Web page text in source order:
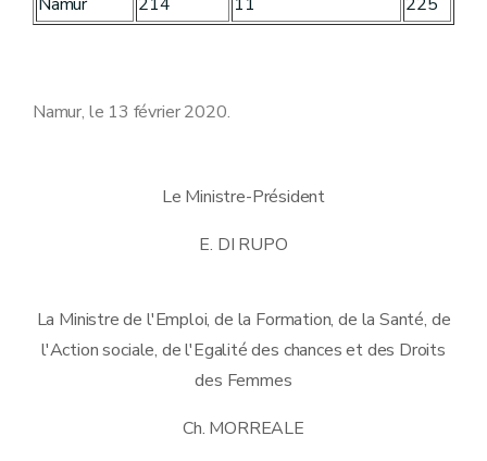
Namur, le 13 février 2020.
Le Ministre-Président
E. DI RUPO
La Ministre de l'Emploi, de la Formation, de la Santé, de
l'Action sociale, de l'Egalité des chances et des Droits
des Femmes
Ch. MORREALE